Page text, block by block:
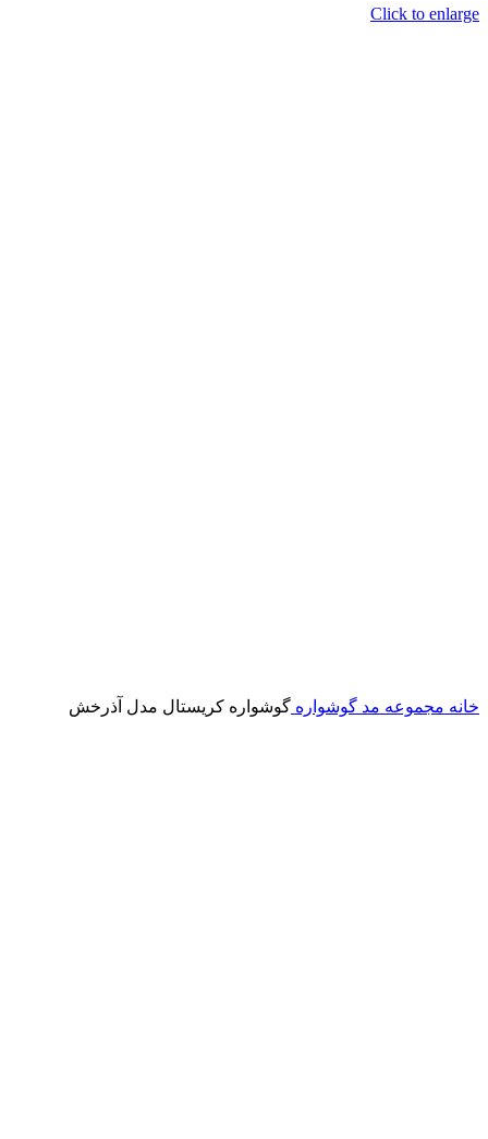
Click to enlarge
خانه مجموعه مد گوشواره گوشواره کریستال مدل آذرخش